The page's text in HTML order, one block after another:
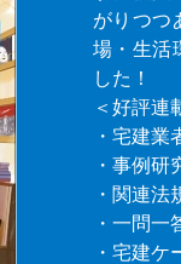
がりつつ
場・生活
した！
＜好評連
・宅建
・事例研
・関連法
・一問一
・宅建